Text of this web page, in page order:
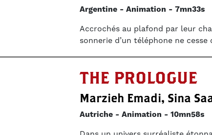
Argentine Animation 7mn33s
Accrochés au plafond par leur
sonnerie d’un téléphone ne cesse
THE PROLOGUE
Marzieh Emadi, Sina
Autriche Animation 10mn58s